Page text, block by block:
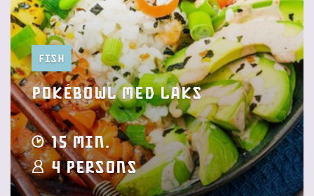
Fish
Pokébowl med laks
15 min.
4 Persons